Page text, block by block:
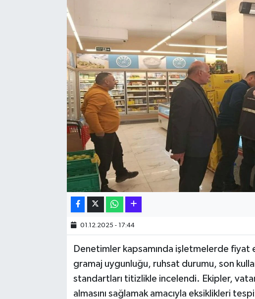
01.12.2025 - 17:44
Denetimler kapsamında işletmelerde
gramaj uygunluğu, ruhsat durumu, son
standartları titizlikle incelendi. Ekipler,
almasını sağlamak amacıyla eksiklikleri
Hakkari Haber
İLGİNÇ HABERLER
KÜLTÜR SANAT
MAGAZİN